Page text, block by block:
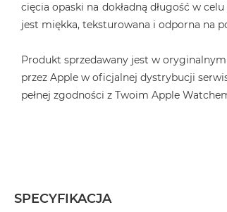
cięcia opaski na dokładną długość w
jest miękka, teksturowana i odporna na
Produkt sprzedawany jest w
przez Apple w oficjalnej dystrybucji
pełnej zgodności z Twoim Apple
SPECYFIKACJA